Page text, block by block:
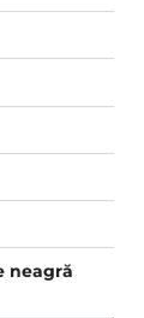
neagră